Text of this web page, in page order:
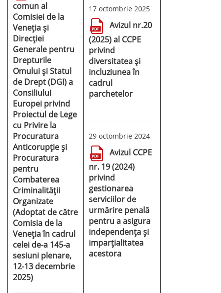
comun al
Comisiei de la
Veneția și
Direcției
Generale pentru
Drepturile
Omului și Statul
de Drept (DGI) a
Consiliului
Europei privind
Proiectul de Lege
cu Privire la
Procuratura
Anticorupție și
Procuratura
pentru
Combaterea
Criminalității
Organizate
(Adoptat de către
Comisia de la
Veneția în cadrul
celei de-a 145-a
sesiuni plenare,
12-13 decembrie
2025)
17 octombrie 2025
Avizul nr.20
(2025) al CCPE
privind
diversitatea și
incluziunea în
cadrul
parchetelor
29 octombrie 2024
Avizul CCPE
nr. 19 (2024)
privind
gestionarea
serviciilor de
urmărire penală
pentru a asigura
independența și
imparțialitatea
acestora